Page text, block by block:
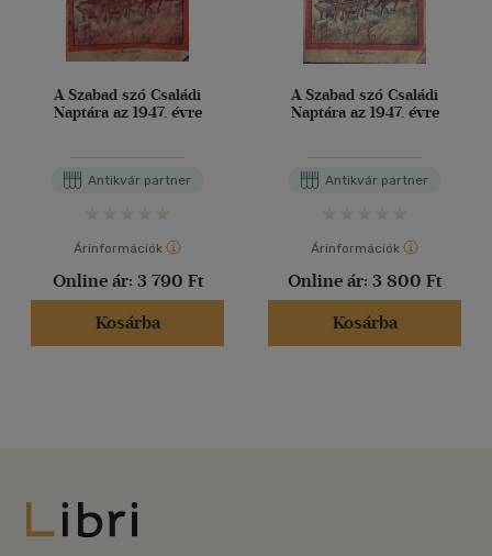
A Szabad szó Családi
Naptára az 1947. évre
Antikvár partner
Árinformációk
Online ár: 3 790 Ft
Kosárba
A Szabad szó Családi
Naptára az 1947. évre
Antikvár partner
Árinformációk
Online ár: 3 800 Ft
Kosárba
Libri